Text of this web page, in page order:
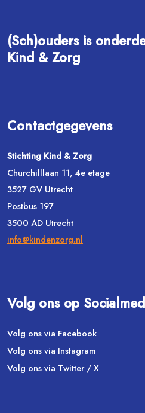
(Sch)ouders is
Kind & Zorg
Contactgegevens
Stichting Kind & Zorg
Churchilllaan 11, 4e etage
3527 GV Utrecht
Postbus 197
3500 AD Utrecht
info@kindenzorg.nl
Volg ons op
Volg ons via Facebook
Volg ons via Instagram
Volg ons via Twitter / X